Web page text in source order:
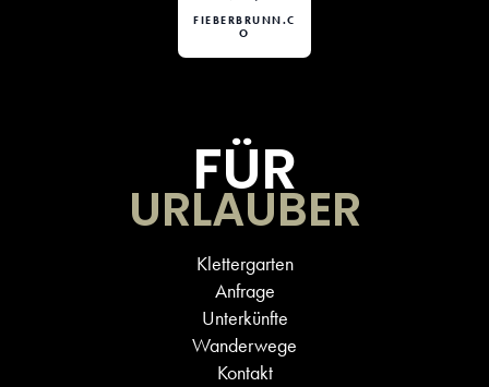
FIEBERBRUNN.C
O
FÜR
URLAUBER
Klettergarten
Anfrage
Unterkünfte
Wanderwege
Kontakt